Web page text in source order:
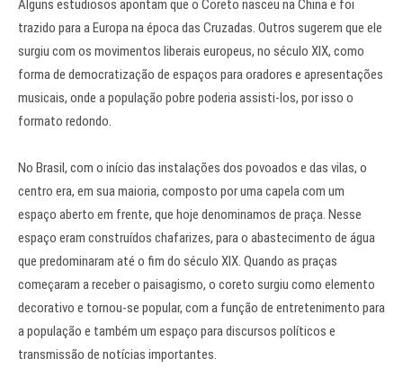
Alguns estudiosos apontam que o Coreto nasceu na China e foi
trazido para a Europa na época das Cruzadas. Outros sugerem que ele
surgiu com os movimentos liberais europeus, no século XIX, como
forma de democratização de espaços para oradores e apresentações
musicais, onde a população pobre poderia assisti-los, por isso o
formato redondo.
No Brasil, com o início das instalações dos povoados e das vilas, o
centro era, em sua maioria, composto por uma capela com um
espaço aberto em frente, que hoje denominamos de praça. Nesse
espaço eram construídos chafarizes, para o abastecimento de água
que predominaram até o fim do século XIX. Quando as praças
começaram a receber o paisagismo, o coreto surgiu como elemento
decorativo e tornou-se popular, com a função de entretenimento para
a população e também um espaço para discursos políticos e
transmissão de notícias importantes.